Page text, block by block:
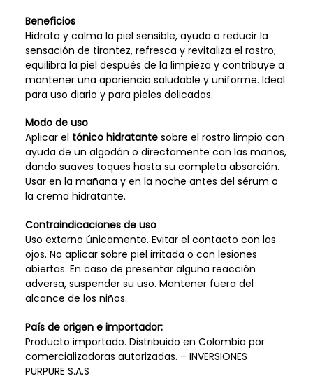
Beneficios
Hidrata y calma la piel sensible, ayuda a reducir la
sensación de tirantez, refresca y revitaliza el rostro,
equilibra la piel después de la limpieza y contribuye a
mantener una apariencia saludable y uniforme. Ideal
para uso diario y para pieles delicadas.
Modo de uso
Aplicar el tónico hidratantesobre el rostro limpio con
ayuda de un algodón o directamente con las manos,
dando suaves toques hasta su completa absorción.
Usar en la mañana y en la noche antes del sérum o
la crema hidratante.
Contraindicaciones de uso
Uso externo únicamente. Evitar el contacto con los
ojos. No aplicar sobre piel irritada o con lesiones
abiertas. En caso de presentar alguna reacción
adversa, suspender su uso. Mantener fuera del
alcance de los niños.
País de origen e importador:
Producto importado. Distribuido en Colombia por
comercializadoras autorizadas. – INVERSIONES
PURPURE S.A.S